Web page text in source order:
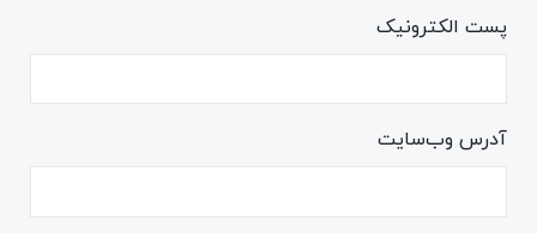
پست الکترونیک
آدرس وب‌سایت